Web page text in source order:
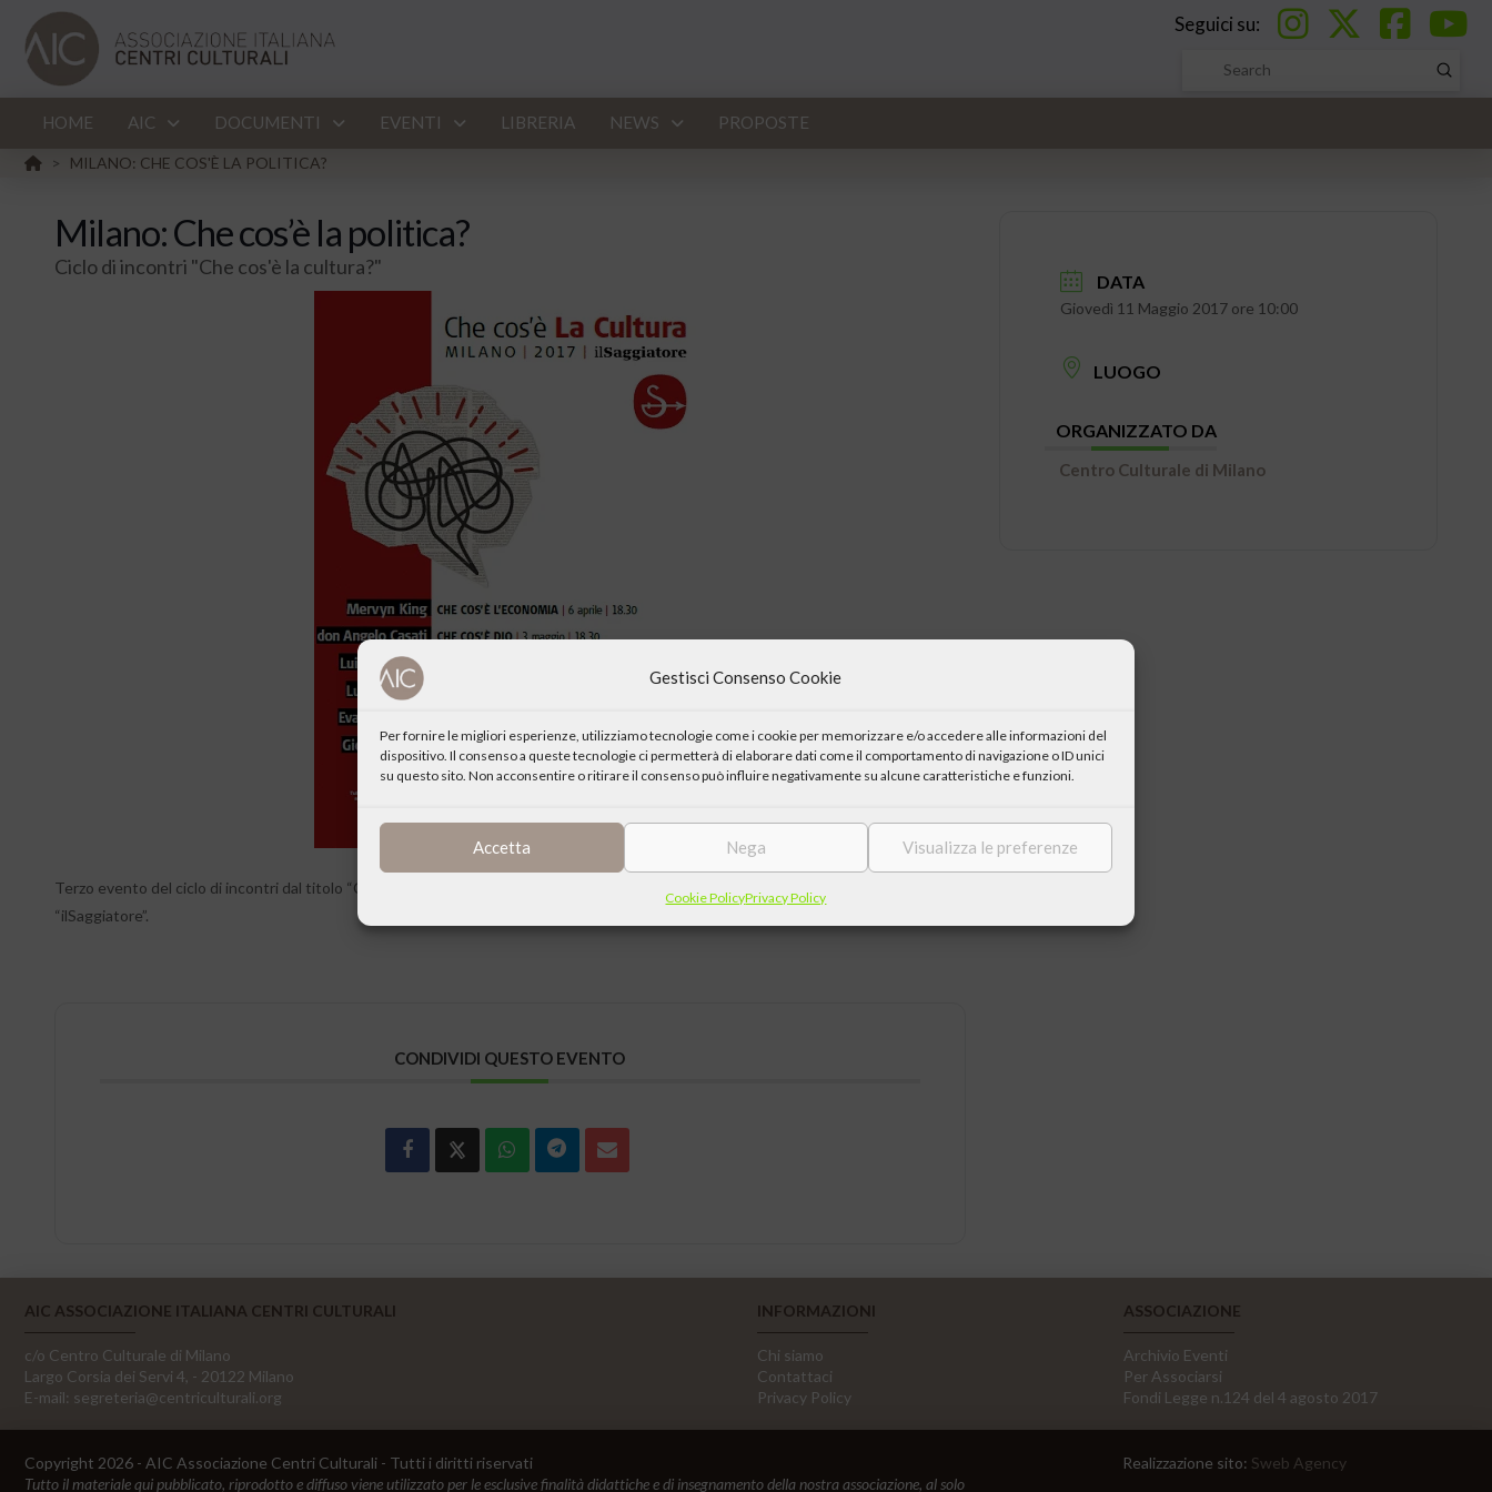
Gestisci Consenso Cookie
Per fornire le migliori esperienze, utilizziamo tecnologie come i cookie per memorizzare e/o accedere alle informazioni del
dispositivo. Il consenso a queste tecnologie ci permetterà di elaborare dati come il comportamento di navigazione o ID unici
su questo sito. Non acconsentire o ritirare il consenso può influire negativamente su alcune caratteristiche e funzioni.
Accetta Nega Visualizza le preferenze
Cookie PolicyPrivacy Policy
Seguici su:
Search
Submit
HOME AIC DOCUMENTI EVENTI LIBRERIA NEWS PROPOSTE
HOME
> MILANO: CHE COS'È LA POLITICA?
Milano: Che cos’è la politica?
Ciclo di incontri "Che cos'è la cultura?"
Terzo evento del ciclo di incontri dal titolo “Che cos’è la cultura?” organizzati dal Centro Culturale di Milano in collaborazione con
“ilSaggiatore”.
CONDIVIDI QUESTO EVENTO
DATA
Giovedì 11 Maggio 2017 ore 10:00
LUOGO
ORGANIZZATO DA
Centro Culturale di Milano
AIC ASSOCIAZIONE ITALIANA CENTRI CULTURALI
c/o Centro Culturale di Milano
Largo Corsia dei Servi 4, - 20122 Milano
E-mail: segreteria@centriculturali.org
INFORMAZIONI
Chi siamo
Contattaci
Privacy Policy
ASSOCIAZIONE
Archivio Eventi
Per Associarsi
Fondi Legge n.124 del 4 agosto 2017
Copyright 2026 - AIC Associazione Centri Culturali - Tutti i diritti riservati
Tutto il materiale qui pubblicato, riprodotto e diffuso viene utilizzato per le esclusive finalità didattiche e di insegnamento della nostra associazione, al solo
Realizzazione sito: Sweb Agency